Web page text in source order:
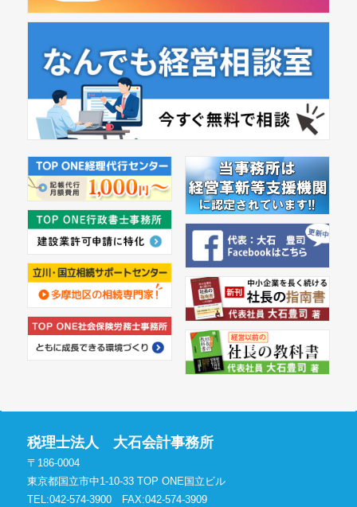
税理士法人 大石会計事務所
〒186-0004
東京都国立市中1-10-33 TOP ONE国立ビル
TEL:042-574-3900
FAX:042-574-3909